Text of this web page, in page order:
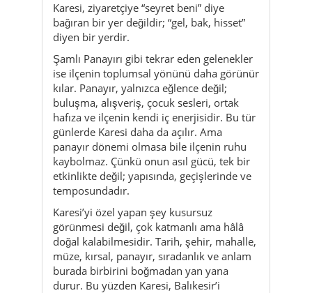
kılar. Panayır, yalnızca eğlence değil;
buluşma, alışveriş, çocuk sesleri, ortak
hafıza ve ilçenin kendi iç enerjisidir. Bu tür
günlerde Karesi daha da açılır. Ama
panayır dönemi olmasa bile ilçenin ruhu
kaybolmaz. Çünkü onun asıl gücü, tek bir
etkinlikte değil; yapısında, geçişlerinde ve
temposundadır.
Karesi’yi özel yapan şey kusursuz
görünmesi değil, çok katmanlı ama hâlâ
doğal kalabilmesidir. Tarih, şehir, mahalle,
müze, kırsal, panayır, sıradanlık ve anlam
burada birbirini boğmadan yan yana
durur. Bu yüzden Karesi, Balıkesir’i
gerçekten anlamak isteyen herkes için çok
güçlü bir duraktır. Bazen büyük kıyı
başlıkları yerine, böyle sessiz ama içerikli
ilçeler daha çok şey anlatır. Karesi de tam
olarak böyle bir yerdir.